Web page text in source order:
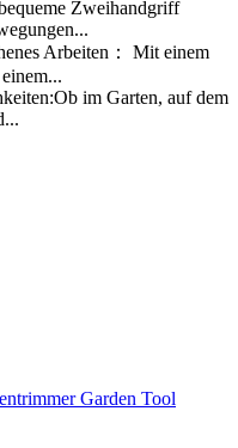
Zweihandgriff
Arbeiten： Mit einem
im Garten, auf dem
Garden Tool